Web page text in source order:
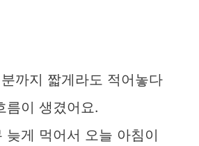
까지 짧게라도 적어놓다
름이 생겼어요.
늦게 먹어서 오늘 아침이